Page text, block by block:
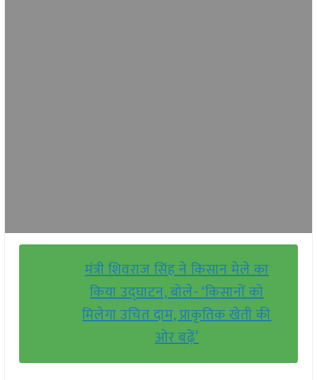
मंत्री शिवराज सिंह ने किसान मेले का
किया उद्घाटन, बोले- ‘किसानों को
मिलेगा उचित दाम, प्राकृतिक खेती की
ओर बढ़ें’